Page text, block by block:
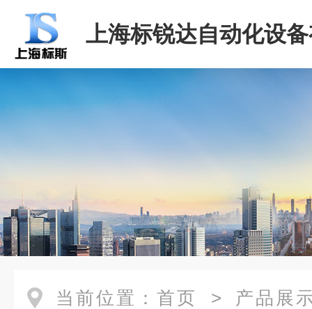
上海标锐达自动化设
司
当前位置： 首页 > 产品展